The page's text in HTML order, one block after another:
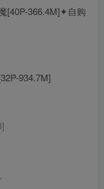
[40P-366.4M]✦自购
934.7M]
469MB]